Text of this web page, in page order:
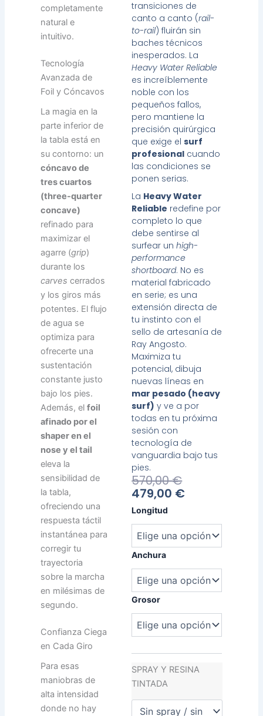
transiciones de
canto a canto (rail-
to-rail) fluirán sin
baches técnicos
inesperados. La
Heavy Water Reliable
es increíblemente
noble con los
pequeños fallos,
pero mantiene la
precisión quirúrgica
que exige elsurf
profesional cuando
las condiciones se
ponen serias.
La Heavy Water
Reliable redefine por
completo lo que
debe sentirse al
surfear unhigh-
performance
shortboard. No es
material fabricado
en serie; es una
extensión directa de
tu instinto con el
sello de artesanía de
Ray Angosto.
Maximiza tu
potencial, dibuja
nuevas líneas en
mar pesado (heavy
surf) y ve a por
todas en tu próxima
sesión con
tecnología de
vanguardia bajo tus
pies.
570,00€
570,00 €.
479,00 €Precio
479,00 €.
Longitud
Anchura
Grosor
SPRAY Y RESINA
TINTADA
Heavy
Reliable
cantidad
completamente
natural e
intuitivo.
Tecnología
Avanzada de
Foil y Cóncavos
La magia en la
parte inferior de
la tabla está en
su contorno: un
cóncavo de
tres cuartos
(three-quarter
concave)
refinado para
maximizar el
agarre (grip)
durante los
carves cerrados
y los giros más
potentes. El flujo
de agua se
optimiza para
ofrecerte una
sustentación
constante justo
bajo los pies.
Además, elfoil
afinado por el
shaper en el
nose y el tail
eleva la
sensibilidad de
la tabla,
ofreciendo una
respuesta táctil
instantánea para
corregir tu
trayectoria
sobre la marcha
en milésimas de
segundo.
Confianza Ciega
en Cada Giro
Para esas
maniobras de
alta intensidad
donde no hay